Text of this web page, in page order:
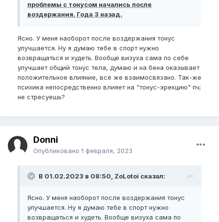
проблемы с тонусом начались после
воздержания. Года 3 назад.
Ясно. У меня наоборот после воздержания тонус
улучшается. Ну я думаю тебе в спорт нужно
возвращаться и худеть. Вообще визуха сама по себе
улучшает общий тонус тела, думаю и на бена оказывает
положительное влияние, всё же взаимосвязано. Так-же
психика непосредственно влияет на "тонус-эрекцию" пч;
не стресуешь?
Donni
Опубликовано 1 февраля, 2023
В 01.02.2023 в 08:50, ZoLotoi сказал:
Ясно. У меня наоборот после воздержания тонус
улучшается. Ну я думаю тебе в спорт нужно
возвращаться и худеть. Вообще визуха сама по